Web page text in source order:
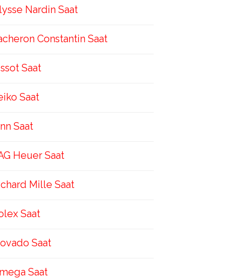
Nardin Saat
Constantin Saat
Saat
Saat
Saat
Heuer Saat
Mille Saat
Saat
Saat
Saat